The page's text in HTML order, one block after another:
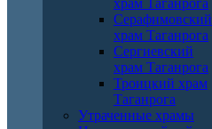
Серафимовский
храм Таганрога
Сергиевский
храм Таганрога
Троицкий храм
Таганрога
Утраченные храмы